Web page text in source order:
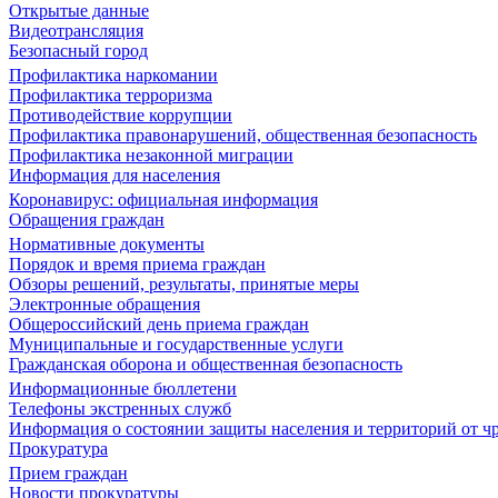
Открытые данные
Видеотрансляция
Безопасный город
Профилактика наркомании
Профилактика терроризма
Противодействие коррупции
Профилактика правонарушений, общественная безопасность
Профилактика незаконной миграции
Информация для населения
Коронавирус: официальная информация
Обращения граждан
Нормативные документы
Порядок и время приема граждан
Обзоры решений, результаты, принятые меры
Электронные обращения
Общероссийский день приема граждан
Муниципальные и государственные услуги
Гражданская оборона и общественная безопасность
Информационные бюллетени
Телефоны экстренных служб
Информация о состоянии защиты населения и территорий от
Прокуратура
Прием граждан
Новости прокуратуры